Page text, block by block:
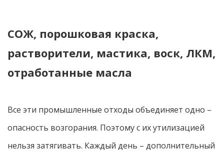
СОЖ, порошковая краска,
растворители, мастика, воск, ЛКМ,
отработанные масла
Все эти промышленные отходы объединяет одно –
опасность возгорания. Поэтому с их утилизацией
нельзя затягивать. Каждый день – дополнительный